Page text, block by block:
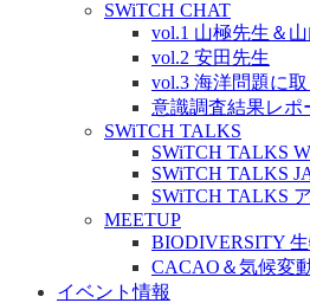
SWiTCH CHAT
vol.1 山極先生＆
vol.2 安田先生
vol.3 海洋問題に
意識調査結果レポ
SWiTCH TALKS
SWiTCH TALKS
SWiTCH TALKS
SWiTCH TALKS
MEETUP
BIODIVERSITY
CACAO＆気候変
イベント情報